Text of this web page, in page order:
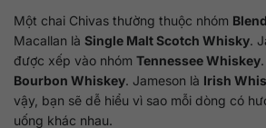
Một chai Chivas thường thuộc nhóm
Macallan là Single Malt Scotch Whisky.
được xếp vào nhóm Tennessee Whiskey
Bourbon Whiskey. Jameson là Irish
vậy, bạn sẽ dễ hiểu vì sao mỗi dòng có
uống khác nhau.